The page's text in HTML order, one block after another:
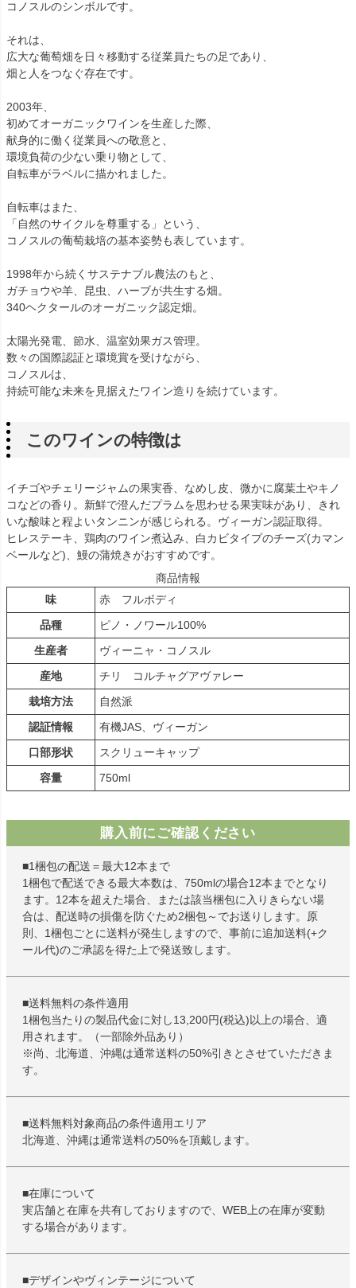
コノスルのシンボルです。
それは、
広大な葡萄畑を日々移動する従業員たちの足であり、
畑と人をつなぐ存在です。
2003年、
初めてオーガニックワインを生産した際、
献身的に働く従業員への敬意と、
環境負荷の少ない乗り物として、
自転車がラベルに描かれました。
自転車はまた、
「自然のサイクルを尊重する」という、
コノスルの葡萄栽培の基本姿勢も表しています。
1998年から続くサステナブル農法のもと、
ガチョウや羊、昆虫、ハーブが共生する畑。
340ヘクタールのオーガニック認定畑。
太陽光発電、節水、温室効果ガス管理。
数々の国際認証と環境賞を受けながら、
コノスルは、
持続可能な未来を見据えたワイン造りを続けています。
このワインの特徴は
イチゴやチェリージャムの果実香、なめし皮、微かに腐葉土やキノ
コなどの香り。新鮮で澄んだプラムを思わせる果実味があり、きれ
いな酸味と程よいタンニンが感じられる。ヴィーガン認証取得。
ヒレステーキ、鶏肉のワイン煮込み、白カビタイプのチーズ(カマン
ベールなど)、鰻の蒲焼きがおすすめです。
商品情報
味
赤 フルボディ
品種
ピノ・ノワール100%
生産者
ヴィーニャ・コノスル
産地
チリ コルチャグアヴァレー
栽培方法
自然派
認証情報
有機JAS、ヴィーガン
口部形状
スクリューキャップ
容量
750ml
購入前にご確認ください
■1梱包の配送＝最大12本まで
1梱包で配送できる最大本数は、750mlの場合12本までとなり
ます。12本を超えた場合、または該当梱包に入りきらない場
合は、配送時の損傷を防ぐため2梱包～でお送りします。原
則、1梱包ごとに送料が発生しますので、事前に追加送料(+ク
ール代)のご承認を得た上で発送致します。
■送料無料の条件適用
1梱包当たりの製品代金に対し13,200円(税込)以上の場合、適
用されます。（一部除外品あり）
※尚、北海道、沖縄は通常送料の50%引きとさせていただきま
す。
■送料無料対象商品の条件適用エリア
北海道、沖縄は通常送料の50%を頂戴します。
■在庫について
実店舗と在庫を共有しておりますので、WEB上の在庫が変動
する場合があります。
■デザインやヴィンテージについて